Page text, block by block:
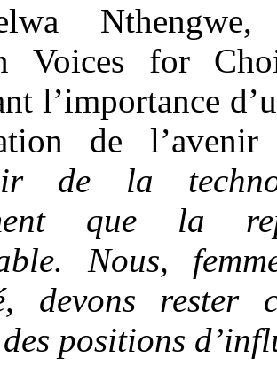
Voices for
l’importance
de
de la
que la
Nous,
devons rester
positions